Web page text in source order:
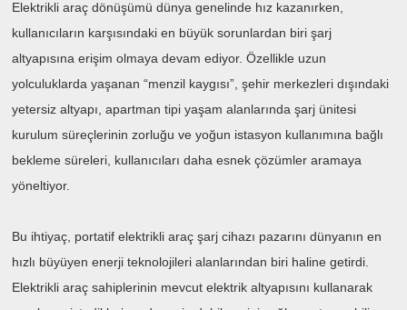
Elektrikli araç dönüşümü dünya genelinde hız kazanırken,
kullanıcıların karşısındaki en büyük sorunlardan biri şarj
altyapısına erişim olmaya devam ediyor. Özellikle uzun
yolculuklarda yaşanan “menzil kaygısı”, şehir merkezleri dışındaki
yetersiz altyapı, apartman tipi yaşam alanlarında şarj ünitesi
kurulum süreçlerinin zorluğu ve yoğun istasyon kullanımına bağlı
bekleme süreleri, kullanıcıları daha esnek çözümler aramaya
yöneltiyor.
Bu ihtiyaç, portatif elektrikli araç şarj cihazı pazarını dünyanın en
hızlı büyüyen enerji teknolojileri alanlarından biri haline getirdi.
Elektrikli araç sahiplerinin mevcut elektrik altyapısını kullanarak